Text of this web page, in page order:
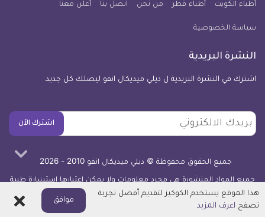
للآيفون
أطباء الكويت أطباء قطر من نحن اتصل بنا أعلن معنا
سياسة الخصوصية
النشرة البريدية
اشترك في النشرة البريدية ل ديلي ميديكال انفو ليصلك كل جديد
بريدك
الالكتروني
اشترك الآن
جميع الحقوق محفوظة © ديلي ميديكال انفو 2010 - 2026
جميع المواد المنشورة هي مجرد معلومات ولا يمكن اعتبارها استشارة طبية
أو توصية علاجية - اعرف المزيد
هذا الموقع يستخدم الكوكيز لتقديم أفضل تجربة
تصفح اعرف المزيد
موافق اغلاق